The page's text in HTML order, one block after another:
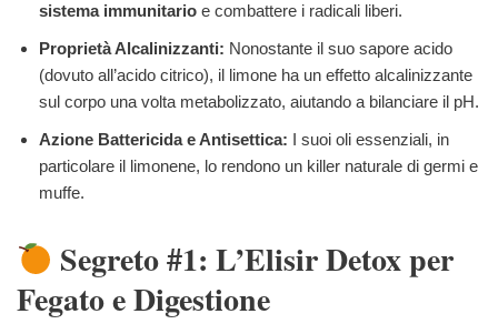
sistema immunitario e combattere i radicali liberi.
Proprietà Alcalinizzanti: Nonostante il suo sapore acido
(dovuto all’acido citrico), il limone ha un effetto alcalinizzante
sul corpo una volta metabolizzato, aiutando a bilanciare il pH.
Azione Battericida e Antisettica: I suoi oli essenziali, in
particolare il limonene, lo rendono un killer naturale di germi e
muffe.
Segreto #1: L’Elisir Detox per
Fegato e Digestione